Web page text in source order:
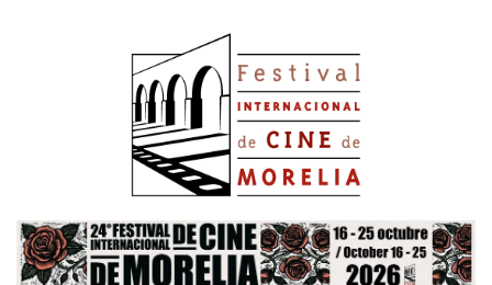
Image